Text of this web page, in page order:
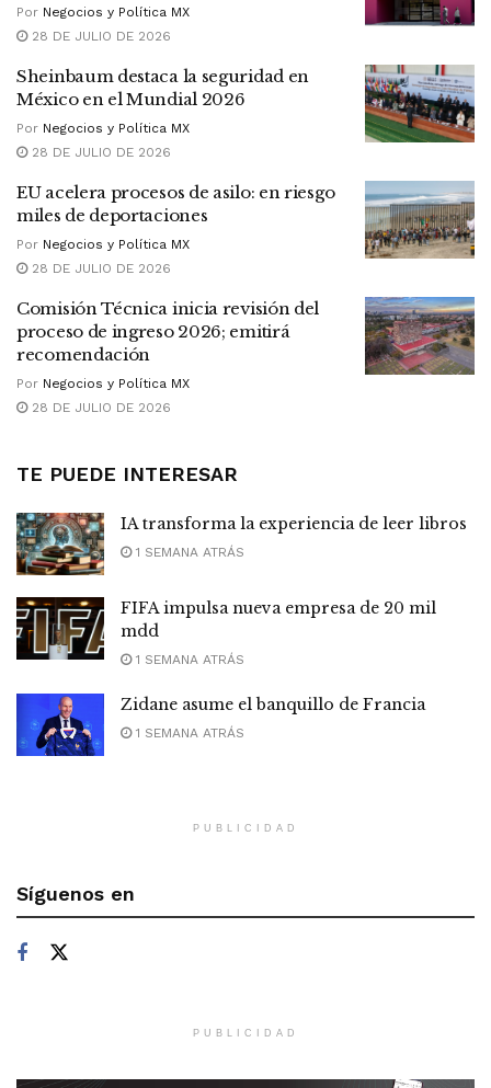
Por Negocios y Política MX
28 DE JULIO DE 2026
Sheinbaum destaca la seguridad en
México en el Mundial 2026
Por Negocios y Política MX
28 DE JULIO DE 2026
EU acelera procesos de asilo: en riesgo
miles de deportaciones
Por Negocios y Política MX
28 DE JULIO DE 2026
Comisión Técnica inicia revisión del
proceso de ingreso 2026; emitirá
recomendación
Por Negocios y Política MX
28 DE JULIO DE 2026
TE PUEDE INTERESAR
IA transforma la experiencia de leer libros
1 SEMANA ATRÁS
FIFA impulsa nueva empresa de 20 mil
mdd
1 SEMANA ATRÁS
Zidane asume el banquillo de Francia
1 SEMANA ATRÁS
PUBLICIDAD
Síguenos en
PUBLICIDAD